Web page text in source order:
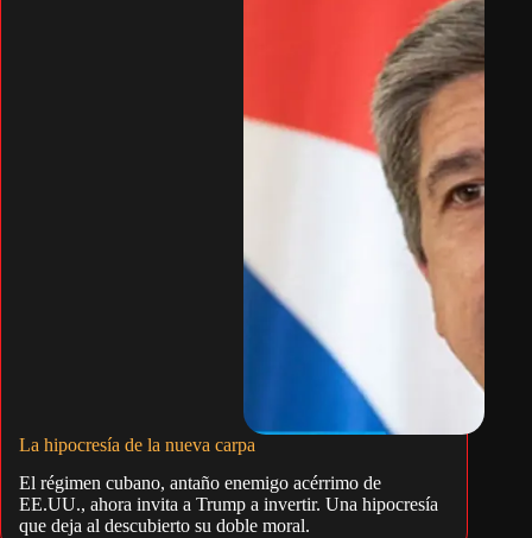
La hipocresía de la nueva carpa
El régimen cubano, antaño enemigo acérrimo de
EE.UU., ahora invita a Trump a invertir. Una hipocresía
que deja al descubierto su doble moral.